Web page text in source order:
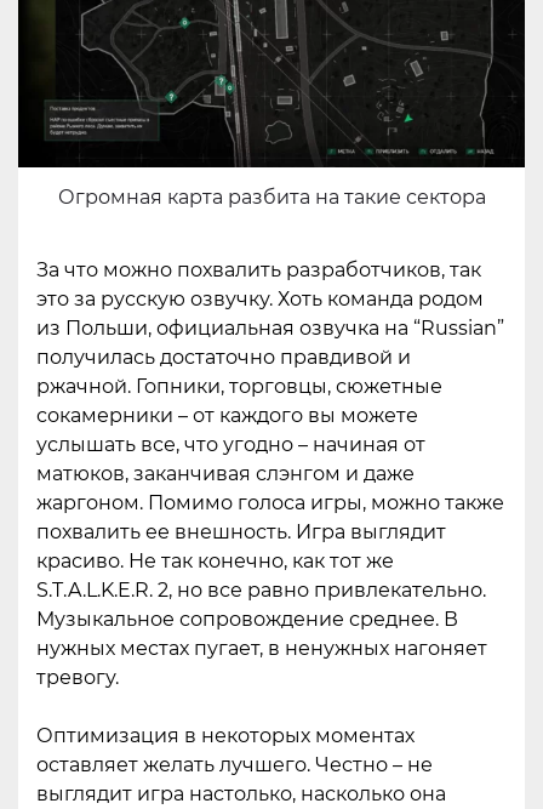
Огромная карта разбита на такие сектора
За что можно похвалить разработчиков, так
это за русскую озвучку. Хоть команда родом
из Польши, официальная озвучка на “Russian”
получилась достаточно правдивой и
ржачной. Гопники, торговцы, сюжетные
сокамерники – от каждого вы можете
услышать все, что угодно – начиная от
матюков, заканчивая слэнгом и даже
жаргоном. Помимо голоса игры, можно также
похвалить ее внешность. Игра выглядит
красиво. Не так конечно, как тот же
S.T.A.L.K.E.R. 2, но все равно привлекательно.
Музыкальное сопровождение среднее. В
нужных местах пугает, в ненужных нагоняет
тревогу.
Оптимизация в некоторых моментах
оставляет желать лучшего. Честно – не
выглядит игра настолько, насколько она